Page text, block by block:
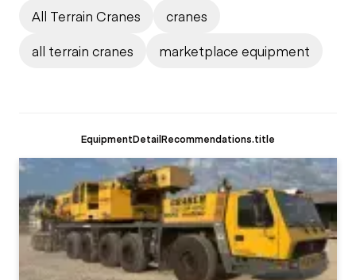
All Terrain Cranes
cranes
all terrain cranes
marketplace equipment
EquipmentDetailRecommendations.title